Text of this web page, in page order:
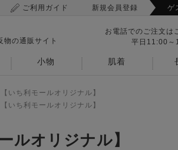
ご利用ガイド 新規会員登録 ゲ
物の通販サイト
お電話でのご注文は
平日11:00～
小物 肌着
いち利モールオリジナル】
いち利モールオリジナル】
ルオリジナル】